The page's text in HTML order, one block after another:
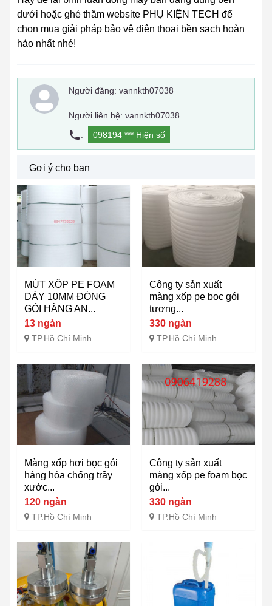
dưới hoặc ghé thăm website PHỤ KIỆN TECH để
chọn mua giải pháp bảo vệ điện thoại bền sạch hoàn
hảo nhất nhé!
Người đăng: vannkth07038
Người liên hệ: vannkth07038
:
098194 *** Hiện số
Gợi ý cho bạn
MÚT XỐP PE FOAM
DÀY 10MM ĐÓNG
GÓI HÀNG AN...
13 ngàn
TP.Hồ Chí Minh
Công ty sản xuất
màng xốp pe bọc gói
tượng...
330 ngàn
TP.Hồ Chí Minh
Màng xốp hơi bọc gói
hàng hóa chống trầy
xước...
120 ngàn
TP.Hồ Chí Minh
Công ty sản xuất
màng xốp pe foam bọc
gói...
330 ngàn
TP.Hồ Chí Minh